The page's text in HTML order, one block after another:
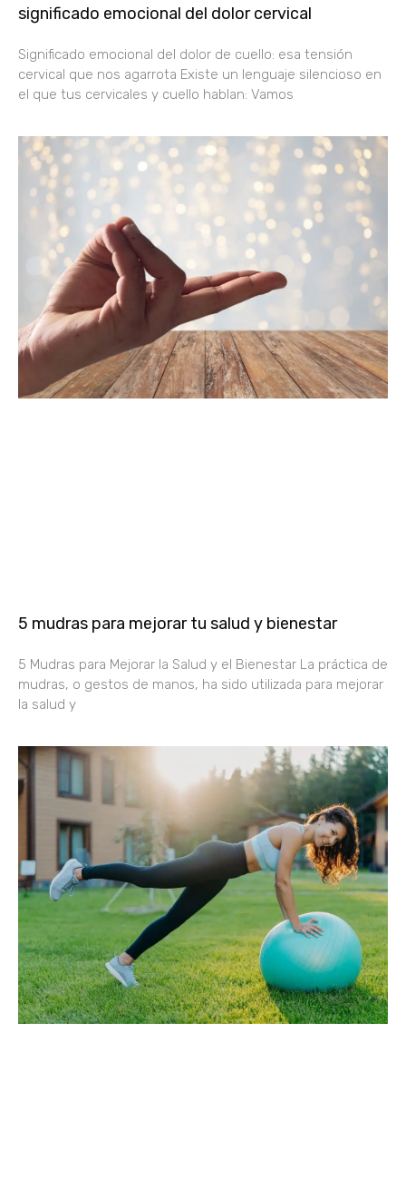
significado emocional del dolor cervical
Significado emocional del dolor de cuello: esa tensión
cervical que nos agarrota Existe un lenguaje silencioso en
el que tus cervicales y cuello hablan: Vamos
5 mudras para mejorar tu salud y bienestar
5 Mudras para Mejorar la Salud y el Bienestar La práctica de
mudras, o gestos de manos, ha sido utilizada para mejorar
la salud y